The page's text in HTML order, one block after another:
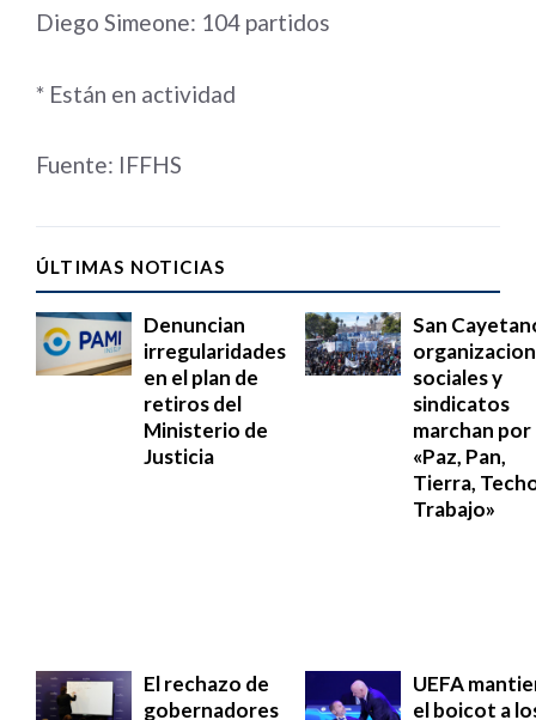
Diego Simeone: 104 partidos
* Están en actividad
Fuente: IFFHS
ÚLTIMAS NOTICIAS
Denuncian
irregularidades
en el plan de
retiros del
Ministerio de
Justicia
San
sociales y
sindicatos
marchan por
«Paz, Pan,
Tierra,
Trabajo»
El rechazo de
gobernadores
UEFA
el boicot a